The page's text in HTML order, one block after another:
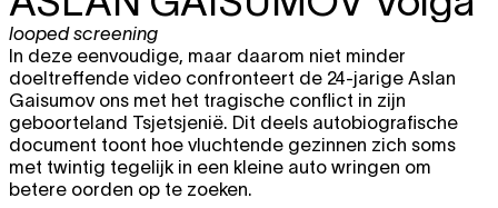
looped screening
In deze eenvoudige, maar daarom niet minder
doeltreffende video confronteert de 24-jarige Aslan
Gaisumov ons met het tragische conflict in zijn
geboorteland Tsjetsjenië. Dit deels autobiografische
document toont hoe vluchtende gezinnen zich soms
met twintig tegelijk in een kleine auto wringen om
betere oorden op te zoeken.